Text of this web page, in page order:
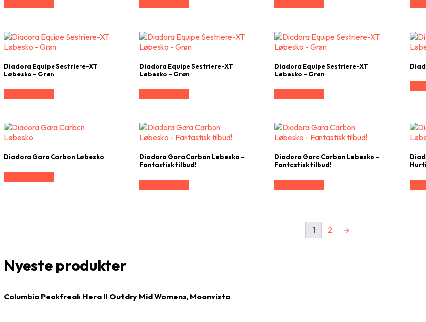
Diadora Equipe Sestriere-XT
Løbesko – Grøn
Diadora Equipe Sestriere-XT
Løbesko – Grøn
Diadora Equipe Sestriere-XT
Løbesko – Grøn
Diadora Gara Carbon Løbesko
Diadora Gara Carbon Løbesko –
Fantastisk tilbud!
Diadora Gara Carbon Løbesko –
Fantastisk tilbud!
1 2 →
Nyeste produkter
Columbia Peakfreak Hera II Outdry Mid Womens, Moonvista